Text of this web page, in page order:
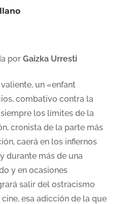
por Gaizka Urresti
un «enfant
combativo contra la
los límites de la
cronista de la parte más
caerá en los infiernos
durante más de una
y en ocasiones
salir del ostracismo
esa adicción de la que